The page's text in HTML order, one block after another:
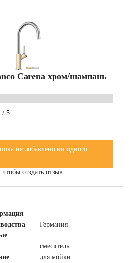
Carena хром/шампань
/ 5
не добавлено ни одного
создать отзыв.
Германия
смеситель
для мойки